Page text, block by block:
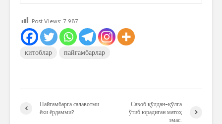
Post Views: 7 987
китоблар пайғамбарлар
Пайғамбарга салавотми
ёки ёрдамми?
Савоб қўлдан-қўлга
ўтиб юрадиган матоҳ
эмас.